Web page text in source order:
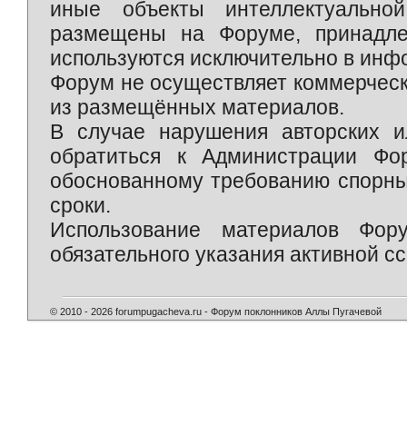
иные объекты
размещены на Форуме,
используются исключительно в
Форум не осуществляет
из размещённых материалов.
В случае нарушения авторских
обратиться к Администрации
обоснованному требованию
сроки.
Использование материалов
обязательного указания активной
© 2010 - 2026 forumpugacheva.ru - Форум поклонников Аллы Пугачевой